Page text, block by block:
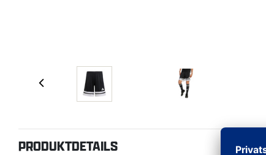
PRODUKTDETAILS